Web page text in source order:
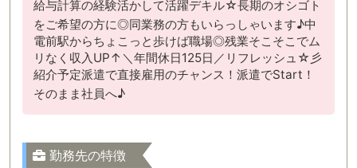
給与計算の経験活かして活躍デキル☆長期のオシゴト
をご希望の方に◎同業務の方もいらっしゃいます♪中
電前駅からちょこっと歩けば職場◎残業そこそこでム
リなく収入UP↑＼年間休日125日／リフレッシュ☆彡
紹介予定派遣で直接雇用のチャンス！派遣でStart！
そのまま社員へ♪
勤務先の特徴